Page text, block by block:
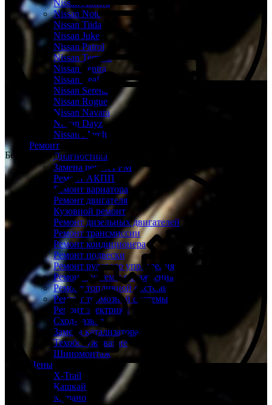
Nissan Almera
Nissan Note
Nissan Tiida
Nissan Juke
Nissan Patrol
Nissan Terrano
Nissan Sentra
Nissan Leaf
Nissan Serena
Nissan Rogue
Nissan Navara
Nissan Dayz
Nissan March
Ремонт
Диагностика
Замена ремня ГРМ
Ремонт АКПП
Ремонт вариатора
Ремонт двигателя
Кузовной ремонт
Ремонт дизельных двигателей
Ремонт трансмиссии
Ремонт кондиционера
Ремонт подвески
Ремонт рулевого управления
Ремонт системы охлаждения
Ремонт топливной системы
Ремонт тормозной системы
Ремонт электрики
Сход-развал
Замена катализатора
Техобслуживание
Шиномонтаж
Цены
X-Trail
Кашкай
Мурано
Бесплатная диагностика Ниссан